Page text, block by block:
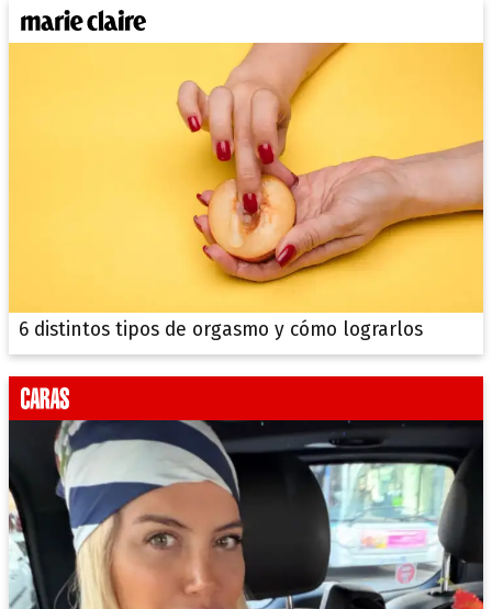
6 distintos tipos de orgasmo y cómo lograrlos